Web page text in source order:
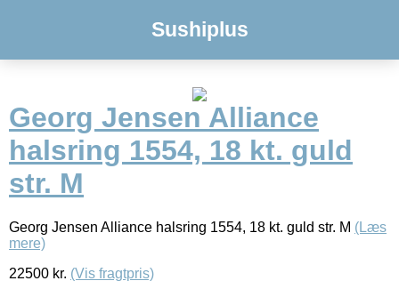
Sushiplus
Georg Jensen Alliance
halsring 1554, 18 kt. guld
str. M
Georg Jensen Alliance halsring 1554, 18 kt. guld str. M (Læs
mere)
22500 kr. (Vis fragtpris)